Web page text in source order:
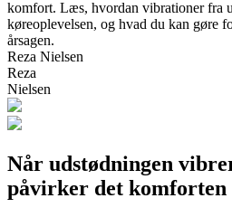
komfort. Læs, hvordan vibrationer fra
køreoplevelsen, og hvad du kan gøre
årsagen.
Reza Nielsen
Reza
Nielsen
Når udstødningen
påvirker det komforten